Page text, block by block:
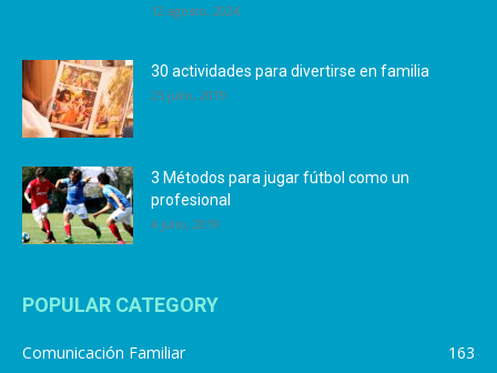
12 agosto, 2024
30 actividades para divertirse en familia
25 julio, 2019
3 Métodos para jugar fútbol como un
profesional
4 julio, 2019
POPULAR CATEGORY
Comunicación Familiar
163